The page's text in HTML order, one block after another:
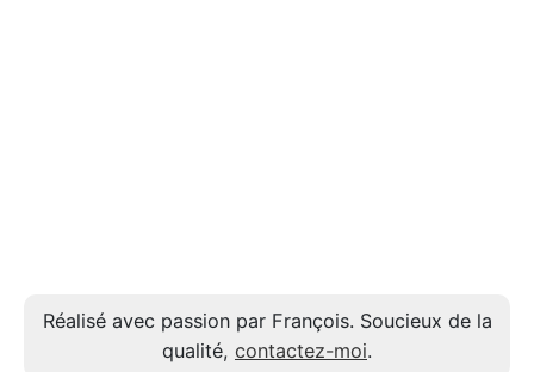
Réalisé avec passion par François. Soucieux de la
qualité, contactez-moi.